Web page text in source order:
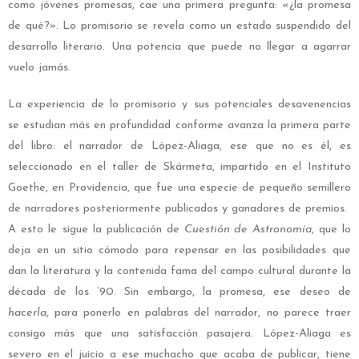
como jóvenes promesas, cae una primera pregunta: «¿la promesa
de qué?». Lo promisorio se revela como un estado suspendido del
desarrollo literario. Una potencia que puede no llegar a agarrar
vuelo jamás.
La experiencia de lo promisorio y sus potenciales desavenencias
se estudian más en profundidad conforme avanza la primera parte
del libro: el narrador de López-Aliaga, ese que no es él, es
seleccionado en el taller de Skármeta, impartido en el Instituto
Goethe, en Providencia, que fue una especie de pequeño semillero
de narradores posteriormente publicados y ganadores de premios.
A esto le sigue la publicación de Cuestión de Astronomía, que lo
deja en un sitio cómodo para repensar en las posibilidades que
dan la literatura y la contenida fama del campo cultural durante la
década de los ‘90. Sin embargo, la promesa, ese deseo de
hacerla, para ponerlo en palabras del narrador, no parece traer
consigo más que una satisfacción pasajera. López-Aliaga es
severo en el juicio a ese muchacho que acaba de publicar, tiene